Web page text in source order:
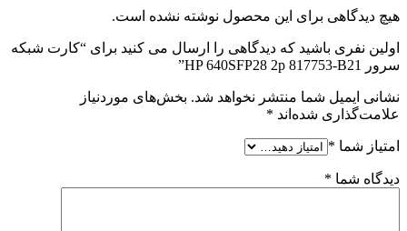
هیچ دیدگاهی برای این محصول نوشته نشده است.
اولین نفری باشید که دیدگاهی را ارسال می کنید برای “کارت شبکه
سرور HP 640SFP28 2p 817753-B21”
نشانی ایمیل شما منتشر نخواهد شد. بخش‌های موردنیاز
علامت‌گذاری شده‌اند *
امتیاز شما *
دیدگاه شما *